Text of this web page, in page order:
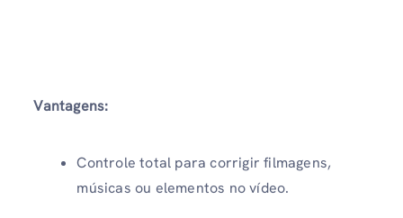
Vantagens:
Controle total para corrigir filmagens,
músicas ou elementos no vídeo.